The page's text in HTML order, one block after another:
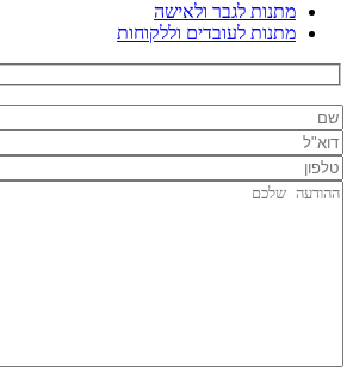
מתנות לגבר ולאישה
מתנות לעובדים וללקוחות